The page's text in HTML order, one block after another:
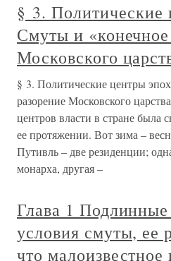
§ 3. Политические
Смуты и «конечное
Московского
§ 3. Политические центры
разорение Московского
центров власти в стране была
ее протяжении. Вот зима –
Путивль – две резиденции;
монарха, другая –
Глава 1
условия смуты, ее
что малоизвестное